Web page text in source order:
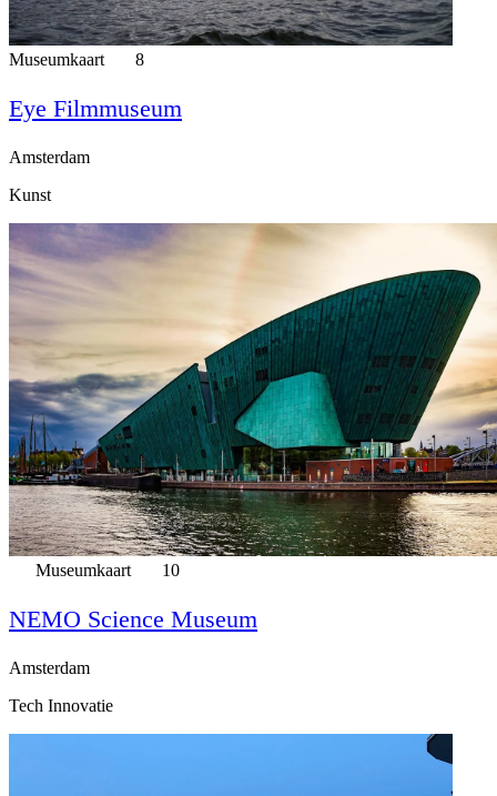
Museumkaart 8
Eye Filmmuseum
Amsterdam
Kunst
Museumkaart 10
NEMO Science Museum
Amsterdam
Tech Innovatie